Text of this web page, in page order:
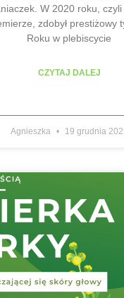
W 2020 roku, czyli
zdobył prestiżowy
Roku w plebiscycie
CZYTAJ DALEJ
Agnieszka 19 grudnia